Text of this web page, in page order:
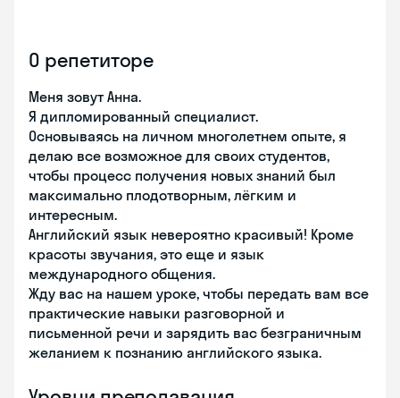
О репетиторе
Меня зовут Анна.
Я дипломированный специалист.
Основываясь на личном многолетнем опыте, я
делаю все возможное для своих студентов,
чтобы процесс получения новых знаний был
максимально плодотворным, лёгким и
интересным.
Английский язык невероятно красивый! Кроме
красоты звучания, это еще и язык
международного общения.
Жду вас на нашем уроке, чтобы передать вам все
практические навыки разговорной и
письменной речи и зарядить вас безграничным
желанием к познанию английского языка.